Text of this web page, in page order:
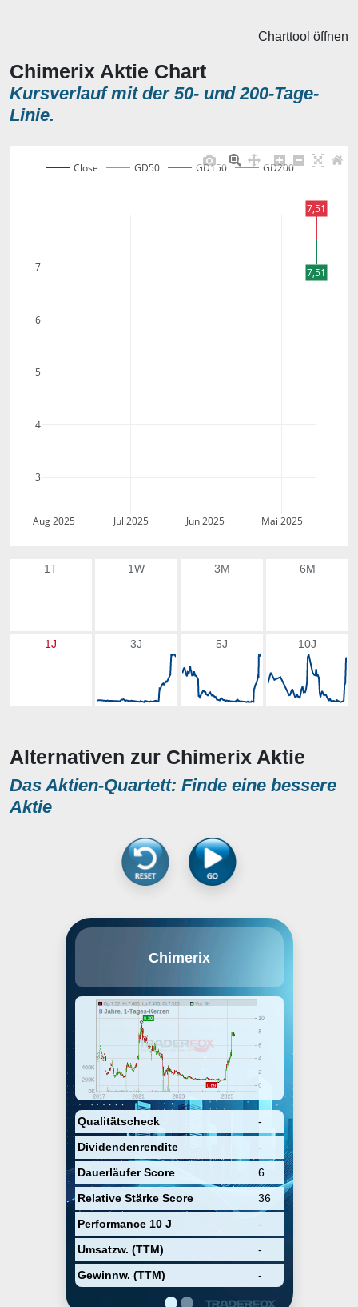
Chimerix Aktie Chart
Kursverlauf mit der 50- und 200-Tage-
Linie.
Charttool öffnen
Aug 2025 Jul 2025 Jun 2025 Mai 2025
3
4
5
6
7
Close GD50 GD150 GD200
7,51
7,51
1T 1W 3M 6M
1J 3J 5J 10J
Alternativen zur Chimerix Aktie
Das Aktien-Quartett: Finde eine bessere
Aktie
Chimerix
Qualitätscheck
-
Dividendenrendite
-
Dauerläufer Score
6
Relative Stärke Score
36
Performance 10 J
-
Umsatzw. (TTM)
-
Gewinnw. (TTM)
-
biopharmaceutical company,
development, and
commercialization of
pharmaceutical products. Its
portfolio includes Brincidofovir
for the treatment of adenovirus,
cytomegalovirus, and smallpox.
The company was founded in
April 2000 and is headquartered in
Durham, NC.